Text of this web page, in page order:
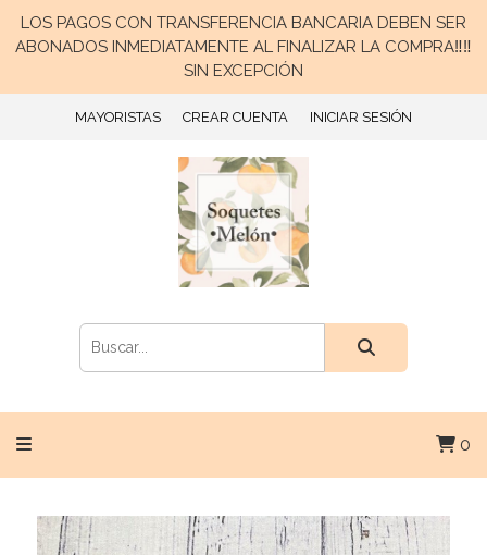
LOS PAGOS CON TRANSFERENCIA BANCARIA DEBEN SER
ABONADOS INMEDIATAMENTE AL FINALIZAR LA COMPRA‼️‼️
SIN EXCEPCIÓN
MAYORISTAS CREAR CUENTA INICIAR SESIÓN
0